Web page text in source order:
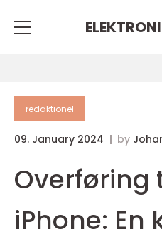
redaktionel
09. January 2024 by
Overføring
iPhone: